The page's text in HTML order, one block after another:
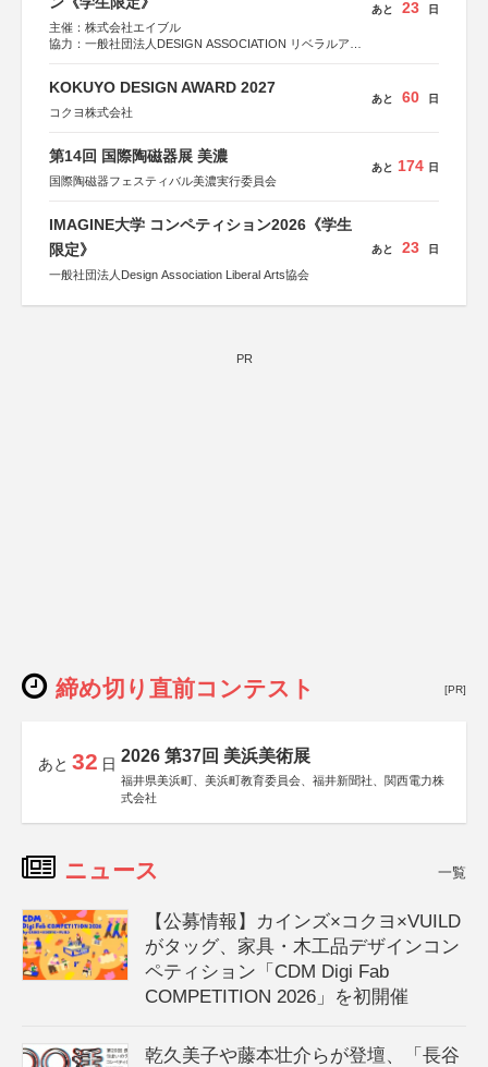
主催：株式会社エイブル
協力：一般社団法人DESIGN ASSOCIATION リベラルアー
あと 23 日
KOKUYO DESIGN AWARD 2027
コクヨ株式会社
あと 60 日
第14回 国際陶磁器展 美濃
国際陶磁器フェスティバル美濃実行委員会
あと 174 日
IMAGINE大学 コンペティション2026《学生
限定》
一般社団法人Design Association Liberal Arts協会
あと 23 日
PR
締め切り直前コンテスト [PR]
あと 32 日 2026 第37回 美浜美術展
福井県美浜町、美浜町教育委員会、福井新聞社、関西電力株
式会社
ニュース 一覧
【公募情報】カインズ×コクヨ×VUILD
がタッグ、家具・木工品デザインコン
ペティション「CDM Digi Fab
COMPETITION 2026」を初開催
乾久美子や藤本壮介らが登壇、「長谷